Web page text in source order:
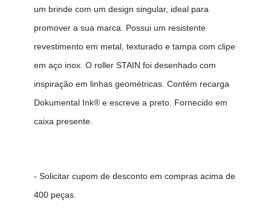
um brinde com um design singular, ideal para
promover a sua marca. Possui um resistente
revestimento em metal, texturado e tampa com clipe
em aço inox. O roller STAIN foi desenhado com
inspiração em linhas geométricas. Contém recarga
Dokumental Ink® e escreve a preto. Fornecido em
caixa presente.
- Solicitar cupom de desconto em compras acima de
400 peças.